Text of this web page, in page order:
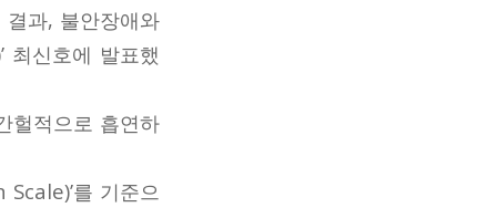
과, 불안장애와
최신호에 발표했
헐적으로 흡연하
를 기준으